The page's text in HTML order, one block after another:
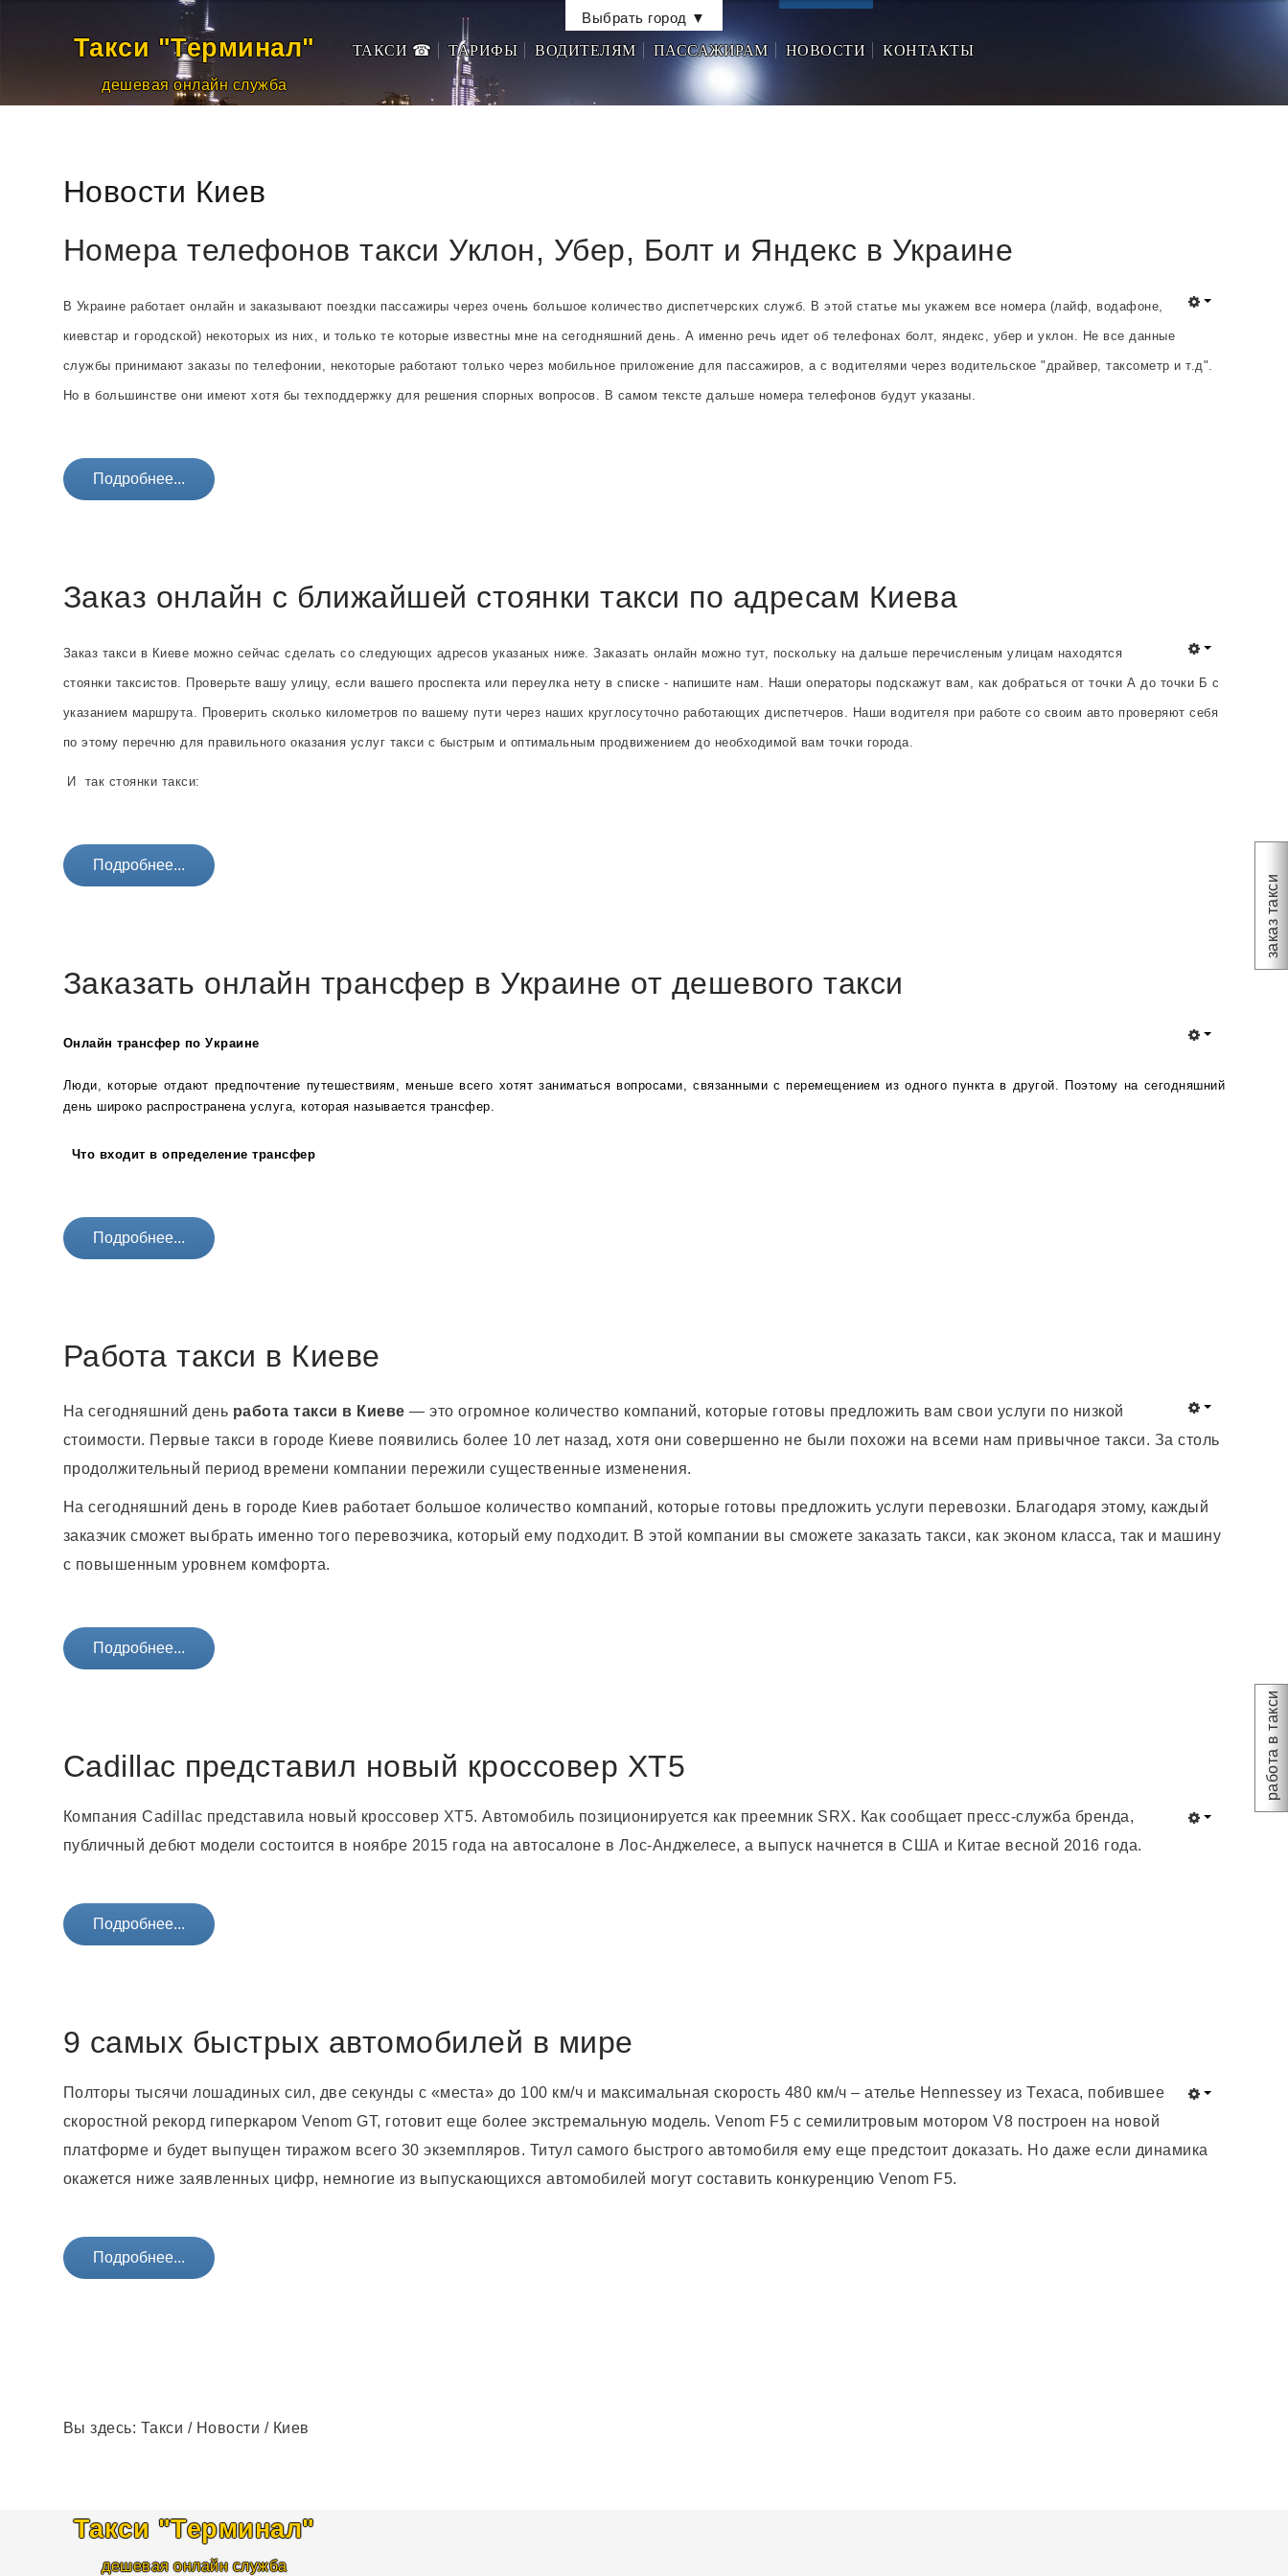
Новости
Контакты
заказ такси
работа в такси
Выбрать город ▼
Такси "Терминал"
дешевая онлайн служба
ТАКСИ ☎ ТАРИФЫ ВОДИТЕЛЯМ ПАССАЖИРАМ НОВОСТИ КОНТАКТЫ
Новости Киев
Номера телефонов такси Уклон, Убер, Болт и Яндекс в Украине
В Украине работает онлайн и заказывают поездки пассажиры через очень большое количество диспетчерских служб. В этой статье мы укажем все номера (лайф, водафоне,
киевстар и городской) некоторых из них, и только те которые известны мне на сегодняшний день. А именно речь идет об телефонах болт, яндекс, убер и уклон. Не все данные
службы принимают заказы по телефонии, некоторые работают только через мобильное приложение для пассажиров, а с водителями через водительское "драйвер, таксометр и т.д".
Но в большинстве они имеют хотя бы техподдержку для решения спорных вопросов. В самом тексте дальше номера телефонов будут указаны.
Подробнее...
Заказ онлайн с ближайшей стоянки такси по адресам Киева
Заказ такси в Киеве можно сейчас сделать со следующих адресов указаных ниже. Заказать онлайн можно тут, поскольку на дальше перечисленым улицам находятся
стоянки таксистов. Проверьте вашу улицу, если вашего проспекта или переулка нету в списке - напишите нам. Наши операторы подскажут вам, как добраться от точки А до точки Б с
указанием маршрута. Проверить сколько километров по вашему пути через наших круглосуточно работающих диспетчеров. Наши водителя при работе со своим авто проверяют себя
по этому перечню для правильного оказания услуг такси с быстрым и оптимальным продвижением до необходимой вам точки города.
И так стоянки такси:
Подробнее...
Заказать онлайн трансфер в Украине от дешевого такси
Онлайн трансфер по Украине
Люди, которые отдают предпочтение путешествиям, меньше всего хотят заниматься вопросами, связанными с перемещением из одного пункта в другой. Поэтому на сегодняшний
день широко распространена услуга, которая называется трансфер.
Что входит в определение трансфер
Подробнее...
Работа такси в Киеве
На сегодняшний день работа такси в Киеве — это огромное количество компаний, которые готовы предложить вам свои услуги по низкой
стоимости. Первые такси в городе Киеве появились более 10 лет назад, хотя они совершенно не были похожи на всеми нам привычное такси. За столь
продолжительный период времени компании пережили существенные изменения.
На сегодняшний день в городе Киев работает большое количество компаний, которые готовы предложить услуги перевозки. Благодаря этому, каждый
заказчик сможет выбрать именно того перевозчика, который ему подходит. В этой компании вы сможете заказать такси, как эконом класса, так и машину
с повышенным уровнем комфорта.
Подробнее...
Cadillac представил новый кроссовер XT5
Компания Cadillac представила новый кроссовер XT5. Автомобиль позиционируется как преемник SRX. Как сообщает пресс-служба бренда,
публичный дебют модели состоится в ноябре 2015 года на автосалоне в Лос-Анджелесе, а выпуск начнется в США и Китае весной 2016 года.
Подробнее...
9 самых быстрых автомобилей в мире
Полторы тысячи лошадиных сил, две секунды с «места» до 100 км/ч и максимальная скорость 480 км/ч – ателье Hennessey из Техаса, побившее
скоростной рекорд гиперкаром Venom GT, готовит еще более экстремальную модель. Venom F5 с семилитровым мотором V8 построен на новой
платформе и будет выпущен тиражом всего 30 экземпляров. Титул самого быстрого автомобиля ему еще предстоит доказать. Но даже если динамика
окажется ниже заявленных цифр, немногие из выпускающихся автомобилей могут составить конкуренцию Venom F5.
Подробнее...
Вы здесь: Такси / Новости / Киев
Такси "Терминал"
дешевая онлайн служба